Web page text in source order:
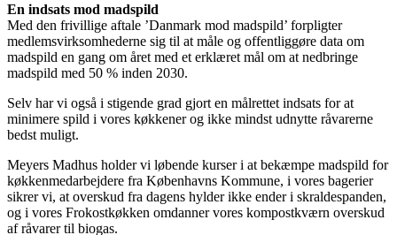
En indsats mod madspild
Med den frivillige aftale ’Danmark mod madspild’ forpligter
medlemsvirksomhederne sig til at måle og offentliggøre data om
madspild en gang om året med et erklæret mål om at nedbringe
madspild med 50 % inden 2030.
Selv har vi også i stigende grad gjort en målrettet indsats for at
minimere spild i vores køkkener og ikke mindst udnytte råvarerne
bedst muligt.
Meyers Madhus holder vi løbende kurser i at bekæmpe madspild for
køkkenmedarbejdere fra Københavns Kommune, i vores bagerier
sikrer vi, at overskud fra dagens hylder ikke ender i skraldespanden,
og i vores Frokostkøkken omdanner vores kompostkværn overskud
af råvarer til biogas.